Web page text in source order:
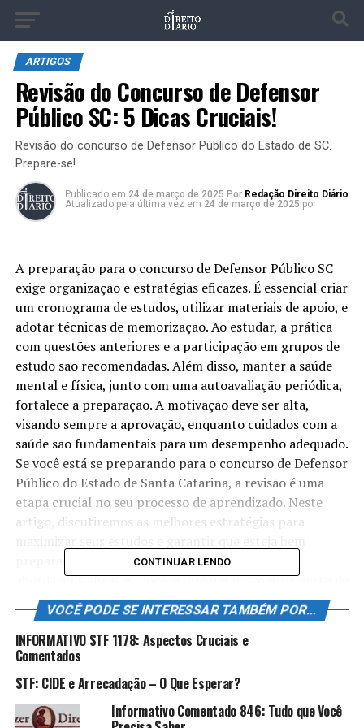
ARTIGOS
Revisão do Concurso de Defensor
Público SC: 5 Dicas Cruciais!
Revisão do concurso de Defensor Público do Estado de SC.
Prepare-se!
Publicado em 24 de março de 2025 Por Redação Direito Diário
Atualizado pela última vez em 24 de março de 2025 por
A preparação para o concurso de Defensor Público SC
exige organização e estratégias eficazes. É essencial criar
um cronograma de estudos, utilizar materiais de apoio, e
adotar técnicas de memorização. Ao estudar, a prática
com questões anteriores e a participação em grupos de
estudo são recomendadas. Além disso, manter a saúde
mental e física, junto com uma autoavaliação periódica,
fortalece a preparação. A motivação deve ser alta,
visando sempre a aprovação, enquanto cuidados com a
saúde são fundamentais para um desempenho adequado.
Se você está se preparando para o concurso de Defensor
Público do Estado de Santa Catarina, a revisão é uma
etapa crucial no seu processo de aprendizado. Neste
artigo, discutiremos as melhores estratégias para
preparado para a prova. Com dicas práticas e
abordagens eficazes, você estará um passo mais perto de
conquistar sua vaga. Vamos explorar como se preparar
da melhor forma possível e garantir que você tenha os
conhecimentos necessários para se destacar.
Introdução aos Concursos
Públicos
CONTINUAR LENDO
VOCÊ PODE SE INTERESSAR TAMBÉM POR...
INFORMATIVO STF 1178: Aspectos Cruciais e
Comentados
STF: CIDE e Arrecadação – O Que Esperar?
Informativo Comentado 846: Tudo que Você